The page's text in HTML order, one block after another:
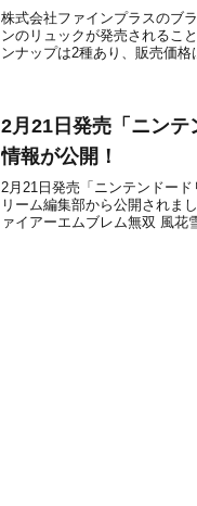
株式会社ファインプラスのブ
ンのリュックが発売されるこ
ンナップは2種あり、販売価
2月21日発売「ニン
情報が公開！
2月21日発売「ニンテンドー
リーム編集部から公開されま
ァイアーエムブレム無双 風花